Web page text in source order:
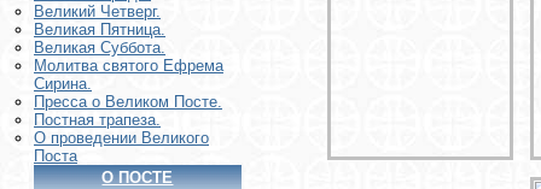
Великий Четверг.
Великая Пятница.
Великая Суббота.
Молитва святого Ефрема
Сирина.
Пресса о Великом Посте.
Постная трапеза.
О проведении Великого
Поста
О ПОСТЕ